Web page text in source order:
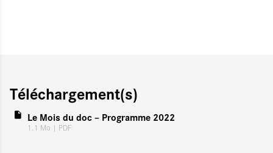
Téléchargement(s)
Le Mois du doc – Programme 2022
1.1 Mo | PDF